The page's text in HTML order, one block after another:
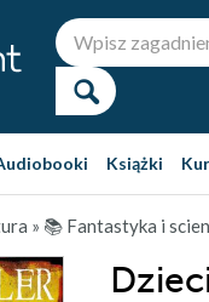
Książki
» 📚 Fantastyka i